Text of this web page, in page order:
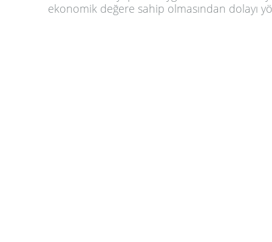
ekonomik değere sahip olmasından dolayı